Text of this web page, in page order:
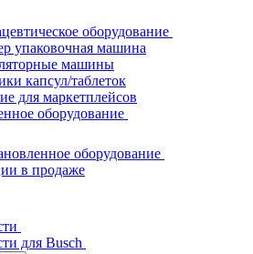
оборудование
упаковочная машина
машины
капсул/таблеток
для маркетплейсов
оборудование
оборудование
в продаже
для Busch